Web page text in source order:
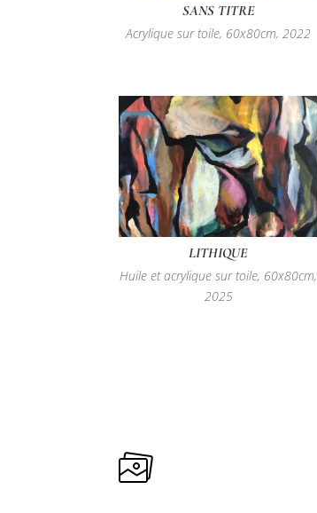
SANS TITRE
Acrylique sur toile, 60x80cm, 2022
LITHIQUE
Huile et acrylique sur toile, 60x80cm,
2025